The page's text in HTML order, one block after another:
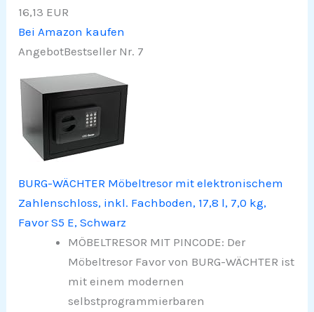
16,13 EUR
Bei Amazon kaufen
AngebotBestseller Nr. 7
BURG-WÄCHTER Möbeltresor mit elektronischem
Zahlenschloss, inkl. Fachboden, 17,8 l, 7,0 kg,
Favor S5 E, Schwarz
MÖBELTRESOR MIT PINCODE: Der
Möbeltresor Favor von BURG-WÄCHTER ist
mit einem modernen
selbstprogrammierbaren